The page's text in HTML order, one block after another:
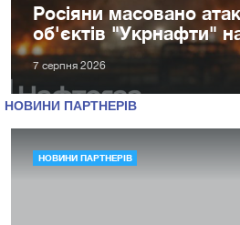
Росіяни масовано
об'єктів "Укрнафти"
7 серпня 2026